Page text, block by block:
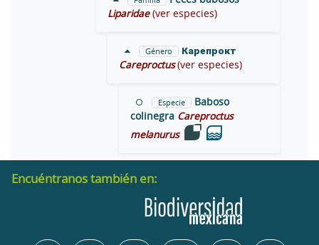
Liparidae (ver especies)
Género
Карепрокт
Careproctus (ver especies)
Especie
Baboso
colinegra Careproctus
melanurus
Encuéntranos también en: